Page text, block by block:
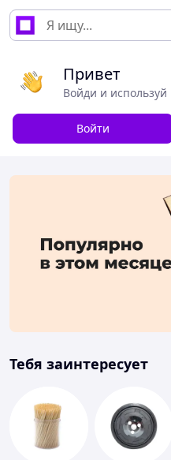
Привет
Войди и
Войти
Тебя заинтересует